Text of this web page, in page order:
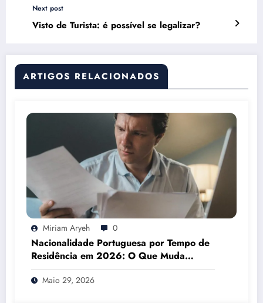
Next post
Visto de Turista: é possível se legalizar?
ARTIGOS RELACIONADOS
Miriam Aryeh 0
Nacionalidade Portuguesa por Tempo de
Residência em 2026: O Que Muda
Mesmo
Maio 29, 2026